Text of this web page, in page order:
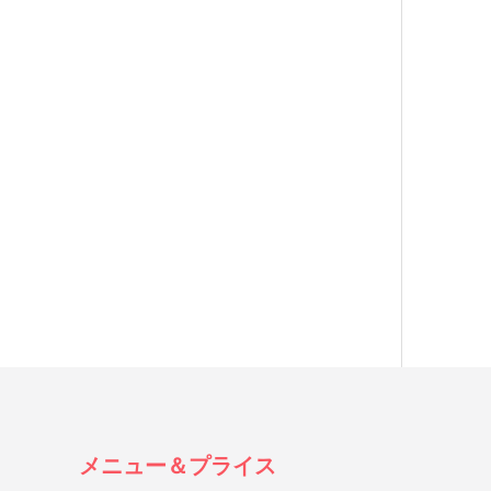
メニュー＆プライス